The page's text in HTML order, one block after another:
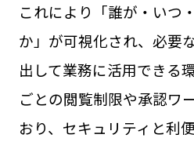
これにより「誰が・いつ
か」が可視化され、必要
出して業務に活用できる
ごとの閲覧制限や承認ワ
おり、セキュリティと利